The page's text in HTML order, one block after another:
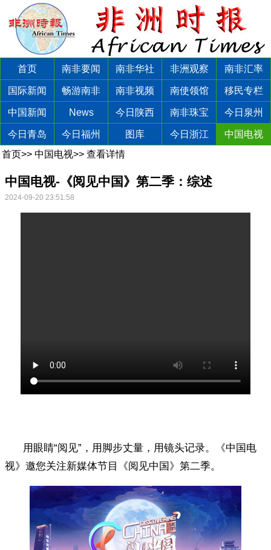
首页 南非要闻 南非华社 非洲观察 南非汇率
国际新闻 畅游南非 南非视频 南使领馆 移民专栏
中国新闻 News 今日陕西 南非珠宝 今日泉州
今日青岛 今日福州 图库 今日浙江
中国电视
首页>> 中国电视>> 查看详情
中国电视-《阅见中国》第二季：综述
2024-09-20 23:51:58
用眼睛“阅见”，用脚步丈量，用镜头记录。《中国电
视》邀您关注新媒体节目《阅见中国》第二季。